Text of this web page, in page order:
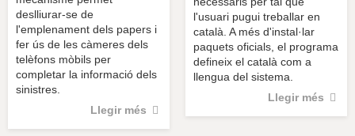
l'usuari pugui treballar en
català. A més d'instal·lar
paquets oficials, el programa
defineix el català com a
llengua del sistema.
Llegir més
deslliurar-se de
l'emplenament dels papers i
fer ús de les càmeres dels
telèfons mòbils per
completar la informació dels
sinistres.
Llegir més